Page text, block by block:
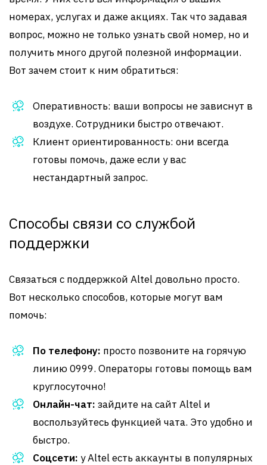
номерах, услугах и даже акциях. Так что задавая
вопрос, можно не только узнать свой номер, но и
получить много другой полезной информации.
Вот зачем стоит к ним обратиться:
Оперативность: ваши вопросы не зависнут в
воздухе. Сотрудники быстро отвечают.
Клиент ориентированность: они всегда
готовы помочь, даже если у вас
нестандартный запрос.
Способы связи со службой
поддержки
Связаться с поддержкой Altel довольно просто.
Вот несколько способов, которые могут вам
помочь:
По телефону: просто позвоните на горячую
линию 0999. Операторы готовы помощь вам
круглосуточно!
Онлайн-чат: зайдите на сайт Altel и
воспользуйтесь функцией чата. Это удобно и
быстро.
Соцсети: у Altel есть аккаунты в популярных